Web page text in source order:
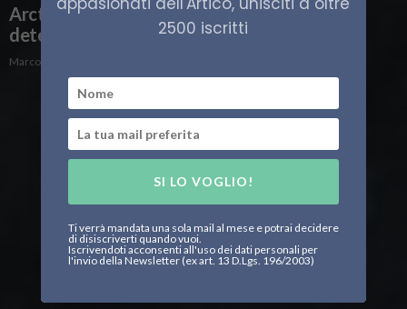
Arctic Security Summit 2025, l’Artico tra
deterrenza e diplomazia
Marco Dordoni
2500 iscritti
SI LO VOGLIO!
Ti verrà mandata una sola mail al mese e potrai decidere
di disiscriverti quando vuoi.
Iscrivendoti acconsenti all'uso dei dati personali per
l'invio della Newsletter (ex art. 13 D.Lgs. 196/2003)